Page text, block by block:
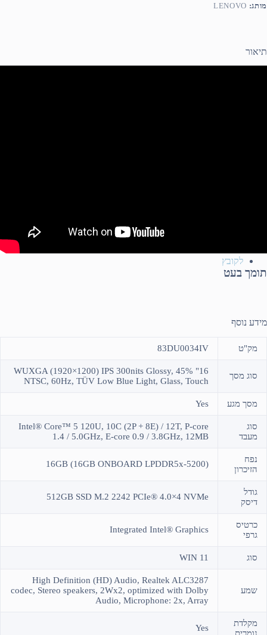
מותג: LENOVO
תיאור
לקובץ
תומך בעט
מידע נוסף
מק"ט 83DU0034IV
סוג מסך
16" WUXGA (1920×1200) IPS 300nits Glossy, 45%
NTSC, 60Hz, TÜV Low Blue Light, Glass, Touch
מסך מגע Yes
סוג
מעבד
Intel® Core™ 5 120U, 10C (2P + 8E) / 12T, P-core
1.4 / 5.0GHz, E-core 0.9 / 3.8GHz, 12MB
נפח
הזיכרון
(16GB (16GB ONBOARD LPDDR5x-5200
גודל
דיסק
512GB SSD M.2 2242 PCIe® 4.0×4 NVMe
כרטיס
גרפי
Integrated Intel® Graphics
סוג WIN 11
שמע
High Definition (HD) Audio, Realtek ALC3287
codec, Stereo speakers, 2Wx2, optimized with Dolby
Audio, Microphone: 2x, Array
מקלדת
Yes